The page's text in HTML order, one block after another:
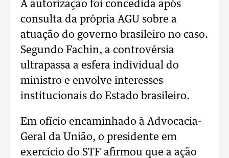
A autorização foi concedida após
consulta da própria AGU sobre a
atuação do governo brasileiro no caso.
Segundo Fachin, a controvérsia
ultrapassa a esfera individual do
ministro e envolve interesses
institucionais do Estado brasileiro.
Em ofício encaminhado à Advocacia-
Geral da União, o presidente em
exercício do STF afirmou que a ação